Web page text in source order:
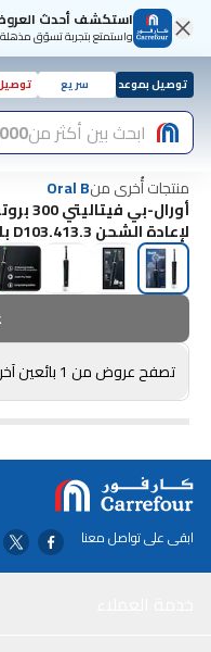
استكشف أحدث
واستمتع بتجربة تسوّق
توصيل بموعد سريع
ابحث بين أكثر من
منتجات أُخرى منOral B
لإعادة الشحن D103.413.3 باللون الأسود
تصفح عروض من 1 بائعين آخرين
ابقى على تواصل معنا